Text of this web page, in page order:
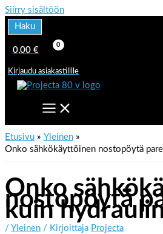
Siirry sisältöön
Haku
0,00 €
Kirjaudu asiakastilille
Etusivu
Yleinen
Onko sähkökäyttöinen nostopöytä
Onko
nostopöytä
kuin
/ Yleinen / Kirjoittaja Projecta